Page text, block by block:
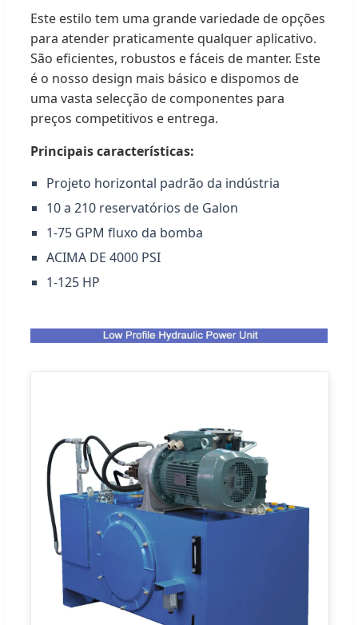
Este estilo tem uma grande variedade de opções
para atender praticamente qualquer aplicativo.
São eficientes, robustos e fáceis de manter. Este
é o nosso design mais básico e dispomos de
uma vasta selecção de componentes para
preços competitivos e entrega.
Principais características:
Projeto horizontal padrão da indústria
10 a 210 reservatórios de Galon
1-75 GPM fluxo da bomba
ACIMA DE 4000 PSI
1-125 HP